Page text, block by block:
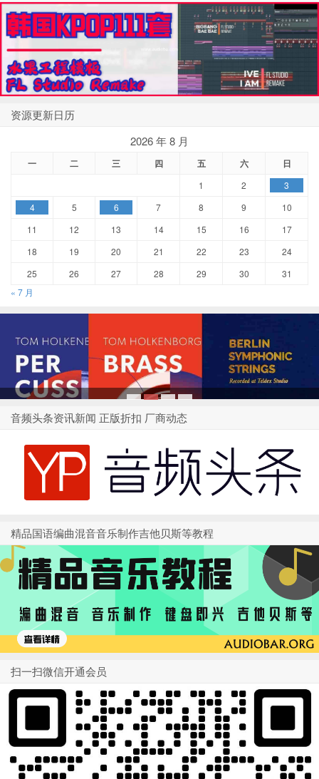
资源更新日历
2026 年 8 月
一 二 三 四 五 六 日
1 2
3
4
5 6 7 8 9
10
11
12 13 14 15 16
17
18
19 20 21 22 23
24
25
26 27 28 29 30
31
« 7 月
1 2 3 4
音频头条资讯新闻 正版折扣 厂商动态
精品国语编曲混音音乐制作吉他贝斯等教程
扫一扫微信开通会员